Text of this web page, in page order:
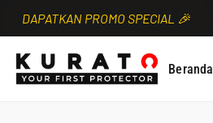
DAPATKAN PROMO SPECIAL 🎉
Beranda